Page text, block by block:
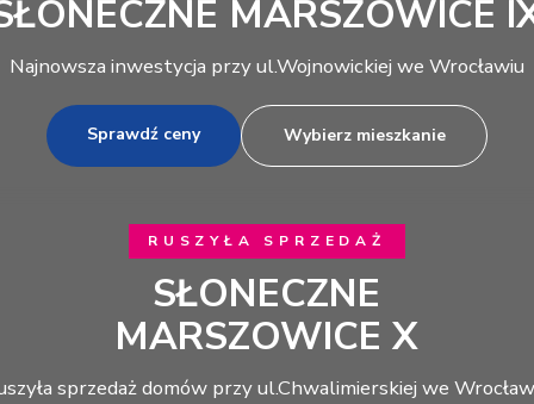
MARSZOWICE
Najnowsza inwestycja przy ul.Wojnowickiej we Wrocławiu
Sprawdź ceny Wybierz mieszkanie
RUSZYŁA SPRZEDAŻ
SŁONECZNE
MARSZOWICE X
sprzedaż domów przy ul.Chwalimierskiej we